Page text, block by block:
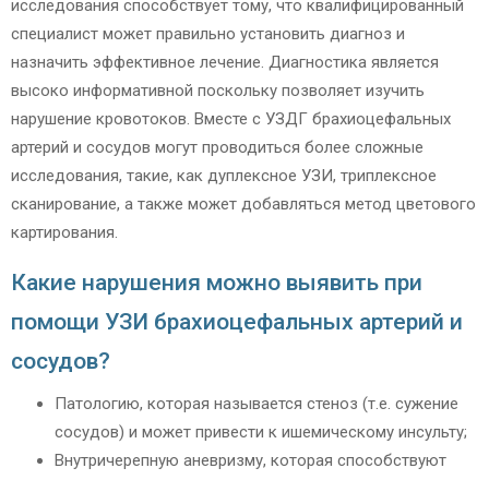
исследования способствует тому, что квалифицированный
специалист может правильно установить диагноз и
назначить эффективное лечение. Диагностика является
высоко информативной поскольку позволяет изучить
нарушение кровотоков. Вместе с УЗДГ брахиоцефальных
артерий и сосудов могут проводиться более сложные
исследования, такие, как дуплексное УЗИ, триплексное
сканирование, а также может добавляться метод цветового
картирования.
Какие нарушения можно выявить при
помощи УЗИ брахиоцефальных артерий и
сосудов?
Патологию, которая называется стеноз (т.е. сужение
сосудов) и может привести к ишемическому инсульту;
Внутричерепную аневризму, которая способствуют